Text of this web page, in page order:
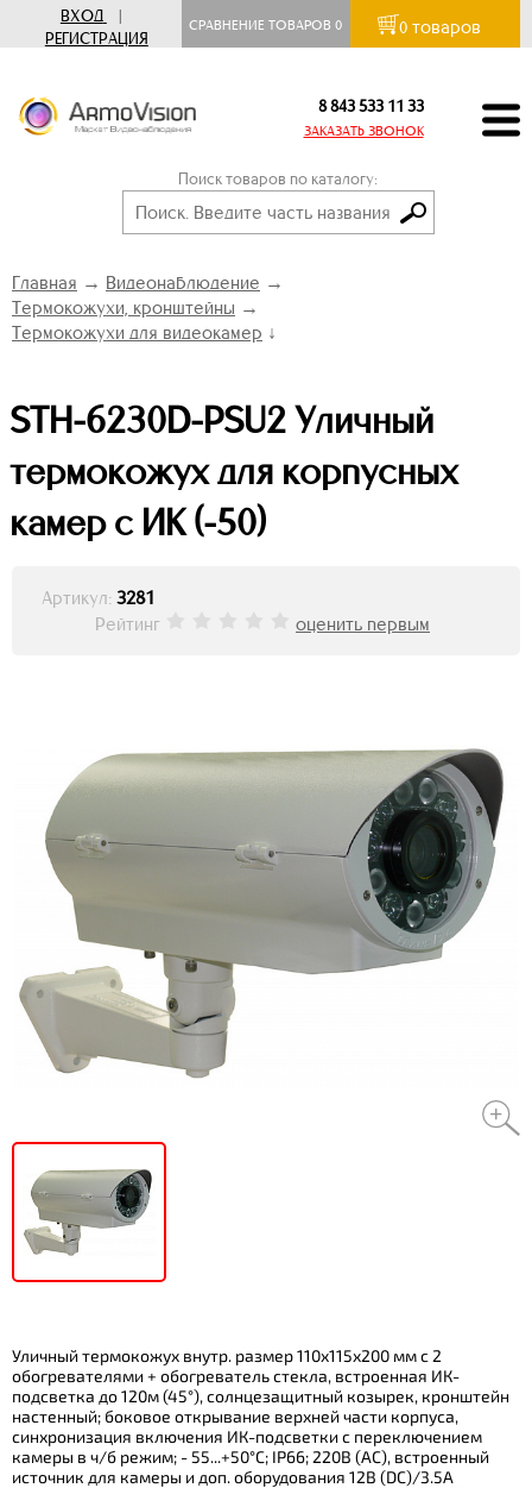
ВХОД
|
РЕГИСТРАЦИЯ
СРАВНЕНИЕ ТОВАРОВ0 0 товаров
8 843 533 11 33
ЗАКАЗАТЬ ЗВОНОК
Поиск товаров по каталогу:
Главная → Видеонаблюдение →
Термокожухи, кронштейны →
Термокожухи для видеокамер ↓
STH-6230D-PSU2 Уличный
термокожух для корпусных
камер с ИК (-50)
Артикул: 3281
Рейтинг
оценить первым
Уличный термокожух внутр. размер 110х115х200 мм с 2
обогревателями + обогреватель стекла, встроенная ИК-
подсветка до 120м (45°), солнцезащитный козырек, кронштейн
настенный; боковое открывание верхней части корпуса,
синхронизация включения ИК-подсветки с переключением
камеры в ч/б режим; - 55...+50°С; IP66; 220В (АС), встроенный
источник для камеры и доп. оборудования 12B (DC)/3.5А